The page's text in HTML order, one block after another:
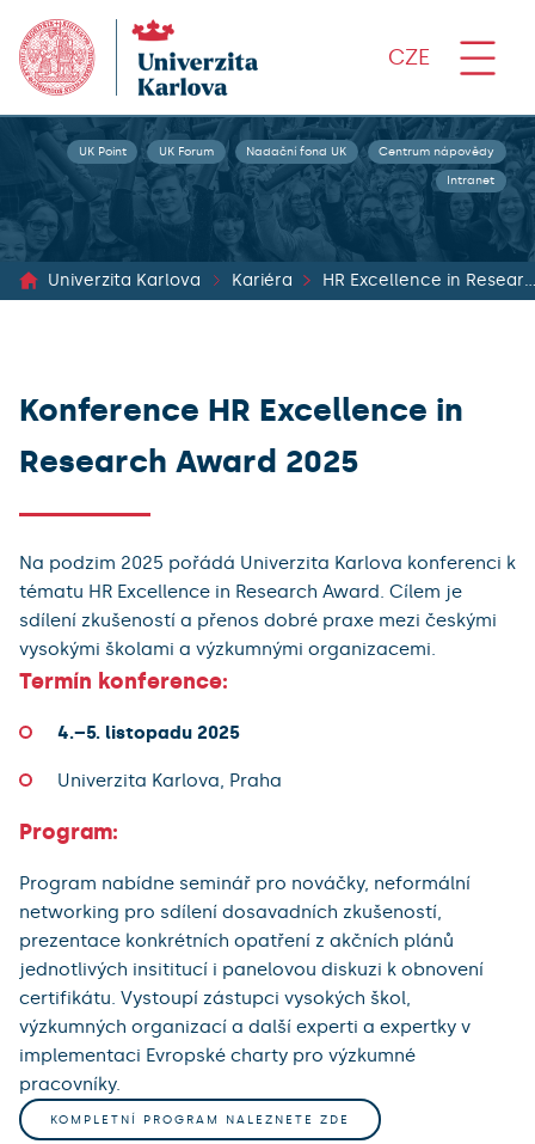
CZE
UK Point UK Forum Nadační fond UK Centrum nápovědy
Intranet
Univerzita Karlova Kariéra HR Excellence in
Konference HR Excellence in
Research Award 2025
Na podzim 2025 pořádá Univerzita Karlova konferenci k
tématu HR Excellence in Research Award. Cílem je
sdílení zkušeností a přenos dobré praxe mezi českými
vysokými školami a výzkumnými organizacemi.
Termín konference:
4.–5. listopadu 2025
Univerzita Karlova, Praha
Program:
Program nabídne seminář pro nováčky, neformální
networking pro sdílení dosavadních zkušeností,
prezentace konkrétních opatření z akčních plánů
jednotlivých insititucí i panelovou diskuzi k obnovení
certifikátu. Vystoupí zástupci vysokých škol,
výzkumných organizací a další experti a expertky v
implementaci Evropské charty pro výzkumné
pracovníky.
KOMPLETNÍ PROGRAM NALEZNETE ZDE